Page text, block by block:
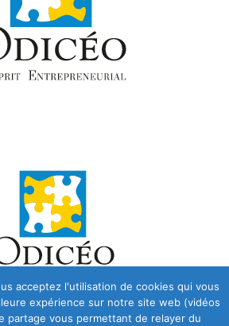
acceptez l'utilisation de cookies qui vous
expérience sur notre site web (vidéos
partage vous permettant de relayer du